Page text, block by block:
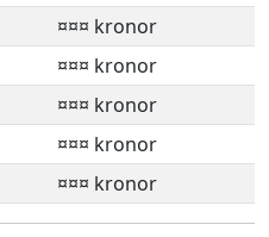
¤¤¤ kronor
¤¤¤ kronor
¤¤¤ kronor
¤¤¤ kronor
¤¤¤ kronor